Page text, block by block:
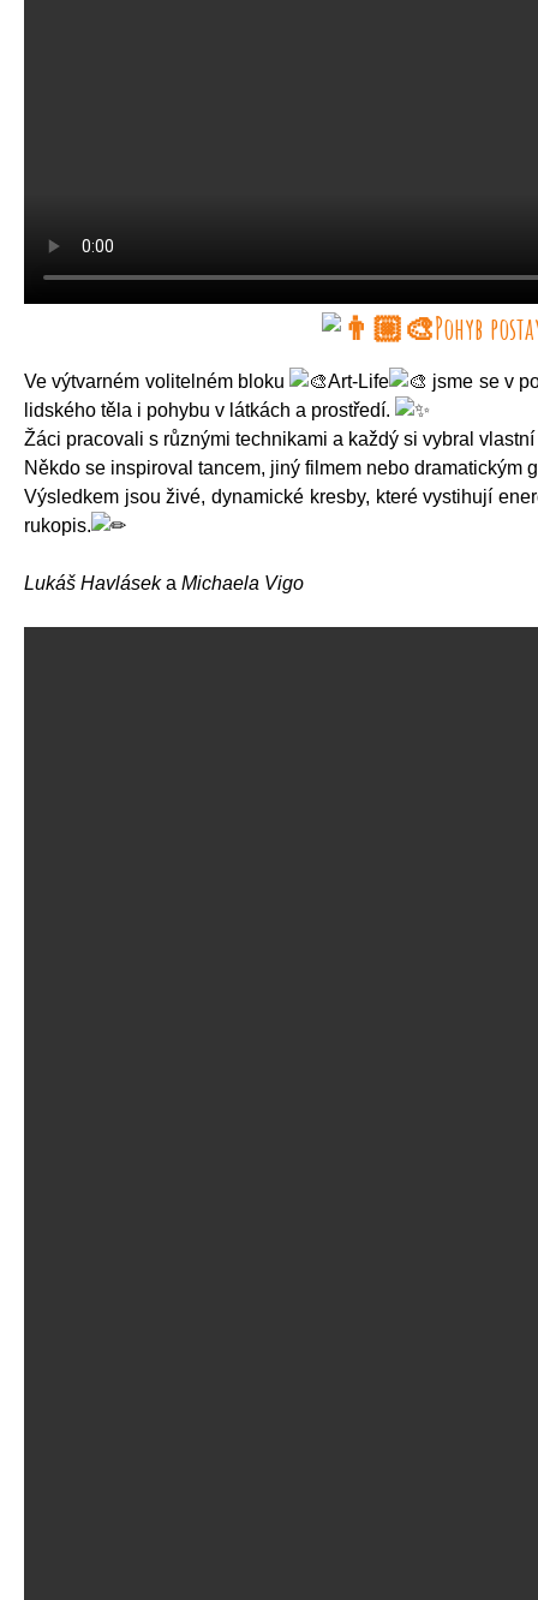
Pohyb
Ve výtvarném volitelném bloku Art-Life
jsme se v
lidského těla i pohybu v látkách a prostředí.
Žáci pracovali s různými technikami a každý si vybral
Někdo se inspiroval tancem, jiný filmem nebo dramatickým
Výsledkem jsou živé, dynamické kresby, které vystihují
rukopis.
Lukáš Havláseka Michaela Vigo